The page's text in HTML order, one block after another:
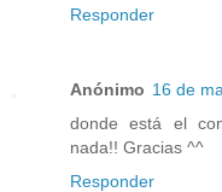
Responder
Anónimo 16 de
donde está el
nada!! Gracias ^^
Responder